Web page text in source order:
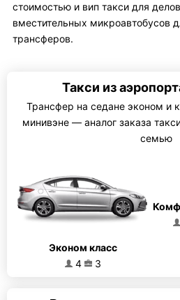
стоимостью и вип такси для
вместительных микроавтобусов
трансферов.
Такси из
Трансфер на седане эконом и
минивэне — аналог заказа
семью
Эконом класс
4
3